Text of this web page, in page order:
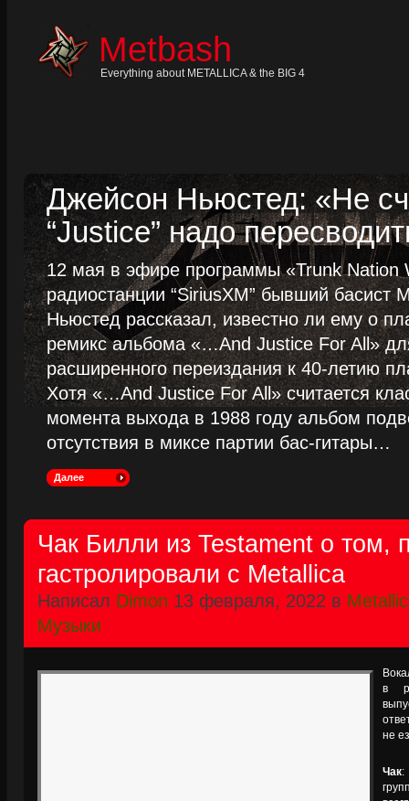
Metbash
Everything about METALLICA & the BIG 4
Джейсон Ньюстед: «Не
“Justice” надо
12 мая в эфире программы «Trunk Nation
радиостанции “SiriusXM” бывший басист
Ньюстед рассказал, известно ли ему о
ремикс альбома «…And Justice For All»
расширенного переиздания к 40-летию
Хотя «…And Justice For All» считается
момента выхода в 1988 году альбом
отсутствия в миксе партии бас-гитары…
Далее
Чак Билли из Testament о том,
гастролировали с Metallica
Написал Dimon 13 февраля, 2022 в
Музыки
в
не
Чак: